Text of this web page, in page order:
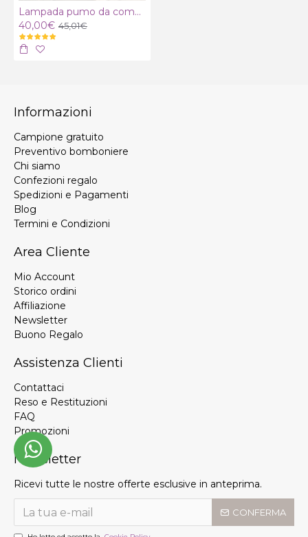
Lampada pumo da comodino
40,00€ 45,01€
Informazioni
Campione gratuito
Preventivo bomboniere
Chi siamo
Confezioni regalo
Spedizioni e Pagamenti
Blog
Termini e Condizioni
Area Cliente
Mio Account
Storico ordini
Affiliazione
Newsletter
Buono Regalo
Assistenza Clienti
Contattaci
Reso e Restituzioni
FAQ
Promozioni
Newsletter
Ricevi tutte le nostre offerte esclusive in anteprima.
CONFERMA